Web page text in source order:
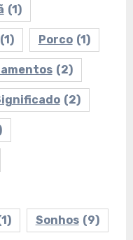
(1)
(1) Porco (1)
(2)
(2)
Sonhos (9)